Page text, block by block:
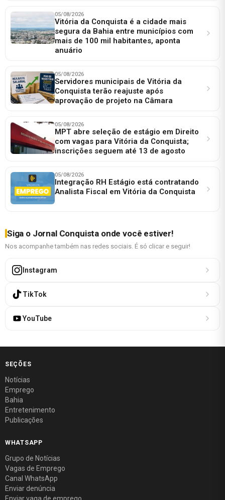
05/08/2026
Vitória da Conquista é a cidade mais
segura da Bahia entre municípios com
mais de 100 mil habitantes, aponta
anuário
05/08/2026
Servidores municipais de Vitória da
Conquista terão reajuste após
aprovação de projeto na Câmara
05/08/2026
MPT abre seleção de estágio em Direito
com vagas para Vitória da Conquista;
inscrições seguem até 13 de agosto
05/08/2026
Integração RH Estágio está contratando
Analista Fiscal em Vitória da Conquista
Siga o Jornal Conquista onde você estiver!
Nos acompanhe também nas redes sociais. É só clicar e seguir!
Instagram
TikTok
YouTube
SEÇÕES
Notícias
Emprego
Bahia
Entretenimento
Publicações
WHATSAPP
Grupo de Notícias
Vagas de Emprego
Canal WhatsApp
Enviar denúncia